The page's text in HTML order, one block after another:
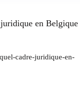
en Belgique
cadre-juridique-en-